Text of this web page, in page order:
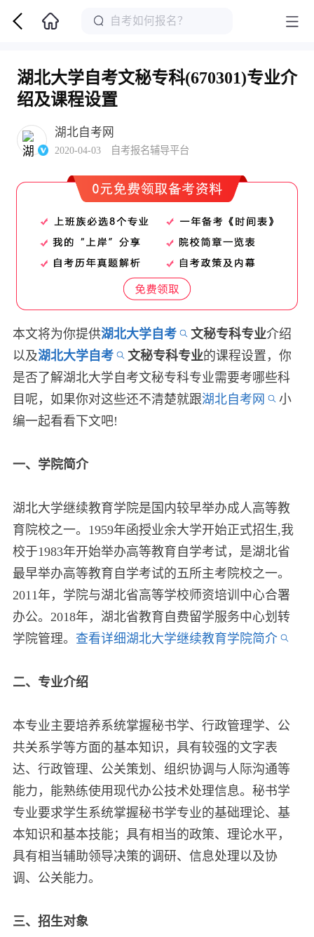
湖北大学自考文秘专科(670301)专业介
绍及课程设置
湖北自考网
2020-04-03 自考报名辅导平台
本文将为你提供湖北大学自考 文秘专科专业介绍
以及湖北大学自考 文秘专科专业的课程设置，你
是否了解湖北大学自考文秘专科专业需要考哪些科
目呢，如果你对这些还不清楚就跟湖北自考网
小
编一起看看下文吧!
一、学院简介
湖北大学继续教育学院是国内较早举办成人高等教
育院校之一。1959年函授业余大学开始正式招生,我
校于1983年开始举办高等教育自学考试，是湖北省
最早举办高等教育自学考试的五所主考院校之一。
2011年，学院与湖北省高等学校师资培训中心合署
办公。2018年，湖北省教育自费留学服务中心划转
学院管理。 查看详细湖北大学继续教育学院简介
二、专业介绍
本专业主要培养系统掌握秘书学、行政管理学、公
共关系学等方面的基本知识，具有较强的文字表
达、行政管理、公关策划、组织协调与人际沟通等
能力，能熟练使用现代办公技术处理信息。秘书学
专业要求学生系统掌握秘书学专业的基础理论、基
本知识和基本技能；具有相当的政策、理论水平，
具有相当辅助领导决策的调研、信息处理以及协
调、公关能力。
三、招生对象